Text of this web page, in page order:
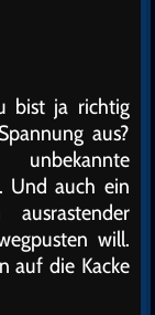
bist ja richtig
aus?
Und auch ein
will.
auf die Kacke